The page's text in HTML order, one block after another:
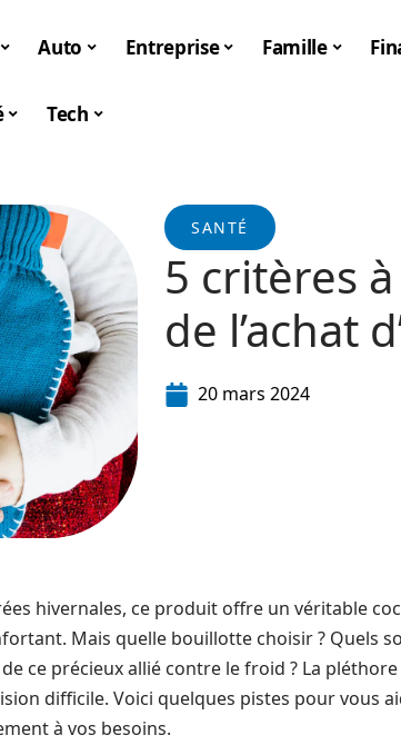
Auto Entreprise Famille
Tech
SANTÉ
5 critères
de l’achat
20 mars 2024
hivernales, ce produit offre un véritable
Mais quelle bouillotte choisir ? Quels
ce précieux allié contre le froid ? La
difficile. Voici quelques pistes pour vous
à vos besoins.